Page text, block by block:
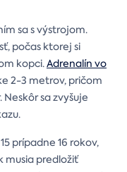
sa s výstrojom.
počas ktorej si
kopci.Adrenalín vo
2-3 metrov, pričom
sa zvyšuje
prípadne 16 rokov,
musia predložiť